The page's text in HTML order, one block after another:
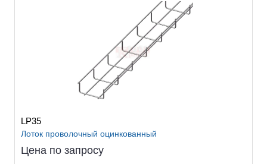
LP35
Лоток проволочный оцинкованный
Цена по запросу